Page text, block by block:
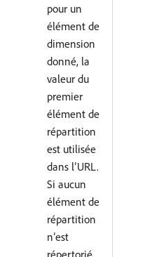
pour un
élément de
dimension
donné, la
valeur du
premier
élément de
répartition
est utilisée
dans l’URL.
Si aucun
élément de
répartition
n’est
répertorié,